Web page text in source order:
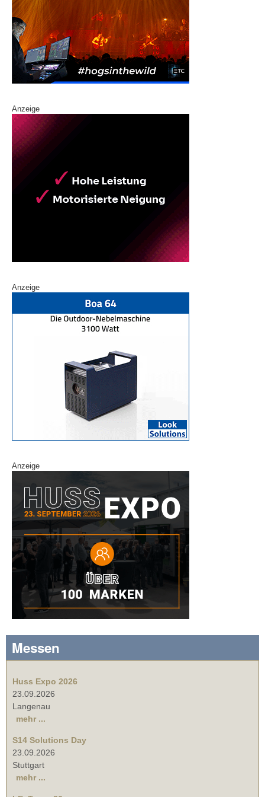
Anzeige
Anzeige
Anzeige
Messen
Huss Expo 2026
23.09.2026
Langenau
mehr ...
S14 Solutions Day
23.09.2026
Stuttgart
mehr ...